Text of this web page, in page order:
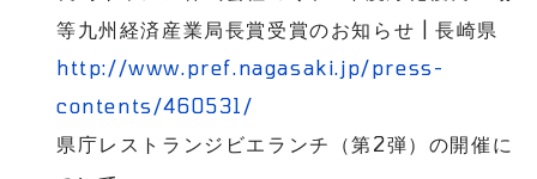
等九州経済産業局長賞受賞のお知らせ |長崎県
http://www.pref.nagasaki.jp/press-
contents/460531/
県庁レストランジビエランチ（第2弾）の開催に